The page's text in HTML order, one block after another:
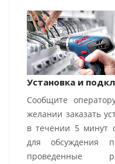
Установка и
Сообщите
желании заказать
в течении 5 минут
для обсуждения
проведенные